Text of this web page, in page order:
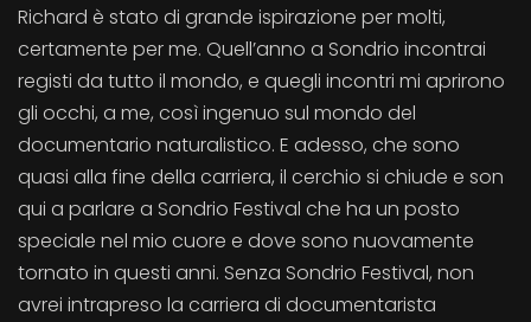
Richard è stato di grande ispirazione per molti,
certamente per me. Quell’anno a Sondrio incontrai
registi da tutto il mondo, e quegli incontri mi aprirono
gli occhi, a me, così ingenuo sul mondo del
documentario naturalistico. E adesso, che sono
quasi alla fine della carriera, il cerchio si chiude e son
qui a parlare a Sondrio Festival che ha un posto
speciale nel mio cuore e dove sono nuovamente
tornato in questi anni. Senza Sondrio Festival, non
avrei intrapreso la carriera di documentarista